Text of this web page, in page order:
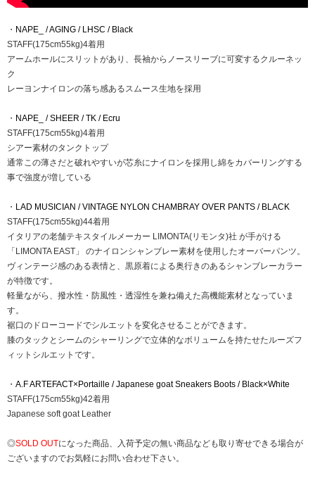
・ NAPE_ / AGING / LHSC / Black
STAFF(175cm55kg)4着用
アームホールにスリットがあり、長袖からノースリーブに可変するクルーネッ
ク
レーヨンナイロンの落ち感あるスムース生地を採用
・ NAPE_ / SHEER / TK / Ecru
STAFF(175cm55kg)4着用
シアー素材のタンクトップ
通常この薄さだと破れやすいが芯糸にナイロンを採用し綿をカバーリングする
事で強度が増している
・ LAD MUSICIAN / VINTAGE NYLON CHAMBRAY OVER PANTS / BLACK
STAFF(175cm55kg)44着用
イタリアの老舗テキスタイルメーカー LIMONTA(リモンタ)社 が手がける
「LIMONTA EAST」 のナイロンシャンブレー素材を使用したオーバーパンツ。
ヴィンテージ感のある表情と、黒原着による奥行きのあるシャンブレーカラー
が特徴です。
軽量ながら、撥水性・防風性・透湿性を兼ね備えた高機能素材となっていま
す。
裾口のドローコードでシルエットを変化させることができます。
膝のタックとシームのシャーリングで立体的なボリュームを持たせたルーズフ
ィットシルエットです。
・ A.F ARTEFACT×Portaille / Japanese goat Sneakers Boots / Black×White
STAFF(175cm55kg)42着用
Japanese soft goat Leather
◎SOLD OUTになった商品、入荷予定の無い商品なども取り寄せできる場合が
ございますのでお気軽にお問い合わせ下さい。